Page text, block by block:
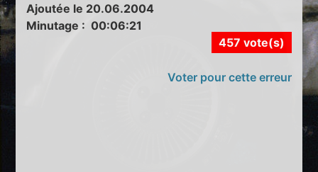
Ajoutée le 20.06.2004
Minutage : 00:06:21
457 vote(s)
Voter pour cette erreur